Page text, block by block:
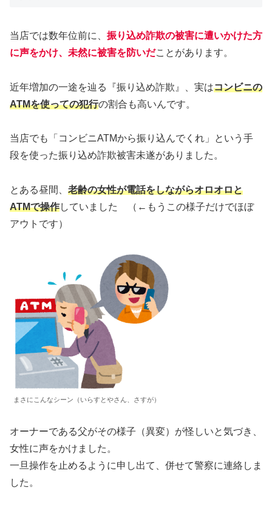
当店では数年位前に、 振り込め詐欺の被害に遭いかけた方
に声をかけ、未然に被害を防いだことがあります。
近年増加の一途を辿る『振り込め詐欺』、実はコンビニの
ATMを使っての犯行の割合も高いんです。
当店でも「コンビニATMから振り込んでくれ」という手
段を使った振り込め詐欺被害未遂がありました。
とある昼間、 老齢の女性が電話をしながらオロオロと
ATMで操作していました （←もうこの様子だけでほぼ
アウトです）
まさにこんなシーン（いらすとやさん、さすが）
オーナーである父がその様子（異変）が怪しいと気づき、
女性に声をかけました。
一旦操作を止めるように申し出て、併せて警察に連絡しま
した。